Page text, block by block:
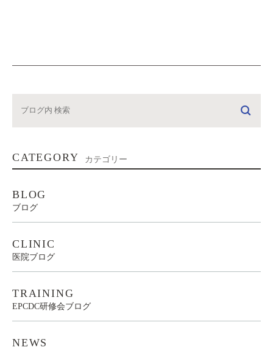
CATEGORY カテゴリー
BLOG
ブログ
CLINIC
医院ブログ
TRAINING
EPCDC研修会ブログ
NEWS